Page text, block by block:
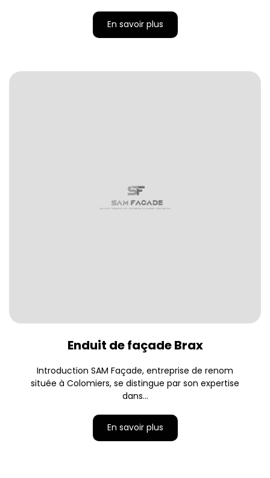
En savoir plus
Enduit de façade Brax
Introduction SAM Façade, entreprise de renom
située à Colomiers, se distingue par son expertise
dans...
En savoir plus